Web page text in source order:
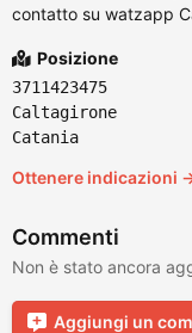
contatto su watzapp
Posizione
3711423475
Caltagirone
Catania
Ottenere indicazioni
Commenti
Non è stato ancora
Aggiungi un